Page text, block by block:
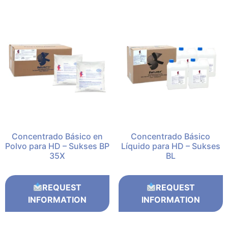
Concentrado Básico en
Polvo para HD – Sukses BP
35X
REQUEST
INFORMATION
Concentrado Básico
Líquido para HD – Sukses
BL
REQUEST
INFORMATION